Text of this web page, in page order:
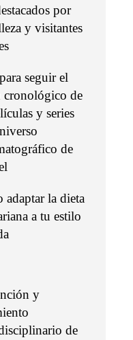
por
y visitantes
seguir el
cronológico de
y series
de
adaptar la dieta
a tu estilo
y
de